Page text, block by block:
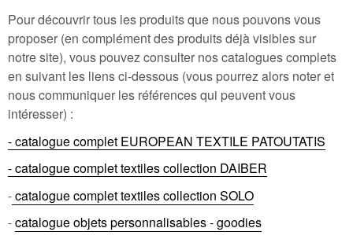
Pour découvrir tous les produits que nous pouvons vous
proposer (en complément des produits déjà visibles sur
notre site), vous pouvez consulter nos catalogues complets
en suivant les liens ci-dessous (vous pourrez alors noter et
nous communiquer les références qui peuvent vous
intéresser) :
- catalogue complet EUROPEAN TEXTILE PATOUTATIS
- catalogue complet textiles collection DAIBER
-catalogue complet textiles collection SOLO
-catalogue objets personnalisables - goodies